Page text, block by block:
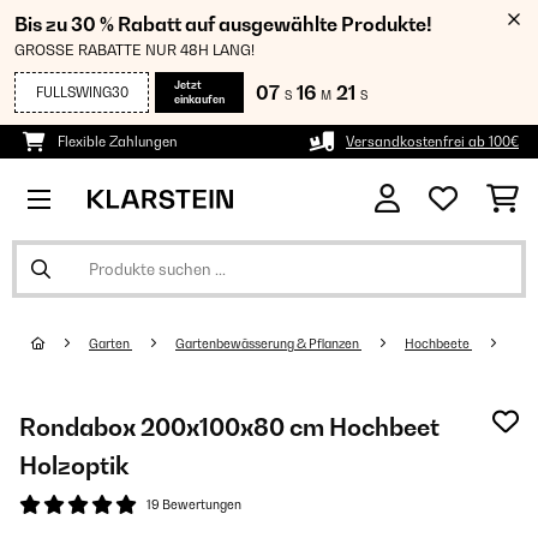
Bis zu 30 % Rabatt auf ausgewählte Produkte!
GROSSE RABATTE NUR 48H LANG!
FULLSWING30
Jetzt
einkaufen
07 S 16 M 20 S
Flexible Zahlungen Versandkostenfrei ab 100€
Garten Gartenbewässerung & Pflanzen Hochbeete
Rondabox 200x100x80 cm Hochbeet
Holzoptik
19 Bewertungen